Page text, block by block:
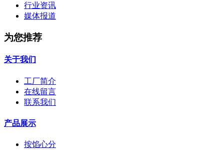
行业资讯
媒体报道
为您推荐
关于我们
工厂简介
在线留言
联系我们
产品展示
按馅心分